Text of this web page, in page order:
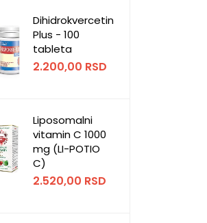
Dihidrokvercetin
Plus - 100
tableta
2.200,00 RSD
Liposomalni
vitamin C 1000
mg (LI-POTIO
C)
2.520,00 RSD